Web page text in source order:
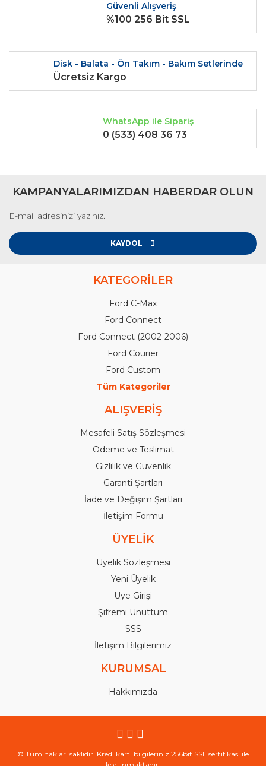
Güvenli Alışveriş
%100 256 Bit SSL
Disk - Balata - Ön Takım - Bakım Setlerinde
Ücretsiz Kargo
WhatsApp ile Sipariş
0 (533) 408 36 73
KAMPANYALARIMIZDAN HABERDAR OLUN
KAYDOL
KATEGORİLER
Ford C-Max
Ford Connect
Ford Connect (2002-2006)
Ford Courier
Ford Custom
Tüm Kategoriler
ALIŞVERİŞ
Mesafeli Satış Sözleşmesi
Ödeme ve Teslimat
Gizlilik ve Güvenlik
Garanti Şartları
İade ve Değişim Şartları
İletişim Formu
ÜYELİK
Üyelik Sözleşmesi
Yeni Üyelik
Üye Girişi
Şifremi Unuttum
SSS
İletişim Bilgilerimiz
KURUMSAL
Hakkımızda
© Tüm hakları saklıdır. Kredi kartı bilgileriniz 256bit SSL sertifikası ile